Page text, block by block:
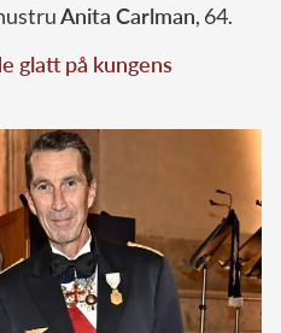
Anita Carlman, 64.
glatt på kungens